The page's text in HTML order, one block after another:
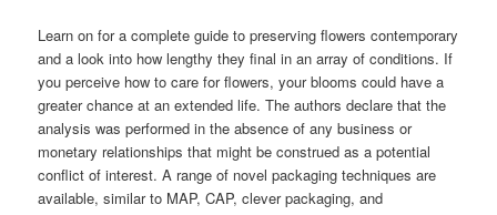
Learn on for a complete guide to preserving flowers contemporary
and a look into how lengthy they final in an array of conditions. If
you perceive how to care for flowers, your blooms could have a
greater chance at an extended life. The authors declare that the
analysis was performed in the absence of any business or
monetary relationships that might be construed as a potential
conflict of interest. A range of novel packaging techniques are
available, similar to MAP, CAP, clever packaging, and